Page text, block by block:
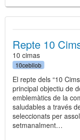
Repte 10
10 cimas
10cebllob
El repte dels “10
principal objectiu de
emblemàtics de la
saludables a través
seleccionats per
setmanalment…